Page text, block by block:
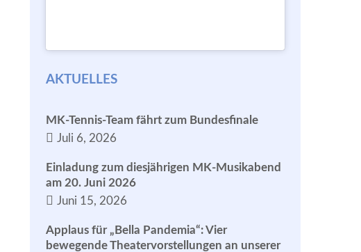
AKTUELLES
MK-Tennis-Team fährt zum Bundesfinale
Juli 6, 2026
Einladung zum diesjährigen MK-Musikabend
am 20. Juni 2026
Juni 15, 2026
Applaus für „Bella Pandemia“: Vier
bewegende Theatervorstellungen an unserer